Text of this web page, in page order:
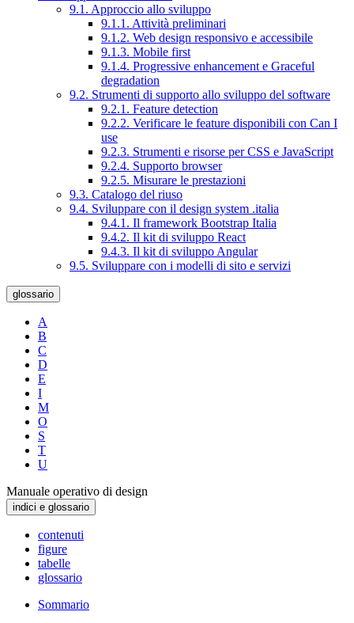
9.1. Approccio allo sviluppo
9.1.1. Attività preliminari
9.1.2. Web design responsivo e accessibile
9.1.3. Mobile first
9.1.4. Progressive enhancement e Graceful
degradation
9.2. Strumenti di supporto allo sviluppo del software
9.2.1. Feature detection
9.2.2. Verificare le feature disponibili con Can I
use
9.2.3. Strumenti e risorse per CSS e JavaScript
9.2.4. Supporto browser
9.2.5. Misurare le prestazioni
9.3. Catalogo del riuso
9.4. Sviluppare con il design system .italia
9.4.1. Il framework Bootstrap Italia
9.4.2. Il kit di sviluppo React
9.4.3. Il kit di sviluppo Angular
9.5. Sviluppare con i modelli di sito e servizi
glossario
A
B
C
D
E
I
M
O
S
T
U
Manuale operativo di design
indici e glossario
contenuti
figure
tabelle
glossario
Sommario